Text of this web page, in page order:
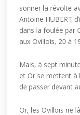
sonner la révolte
Antoine HUBERT
dans la foulée par
aux Ovillois, 20 à
Mais, à sept
et Or se mettent à
de passer devant
Or, les Ovillois ne